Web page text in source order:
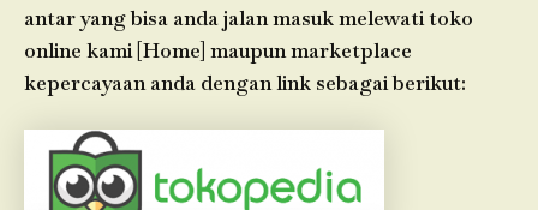
antar yang bisa anda jalan masuk melewati toko
online kami [Home] maupun marketplace
kepercayaan anda dengan link sebagai berikut: